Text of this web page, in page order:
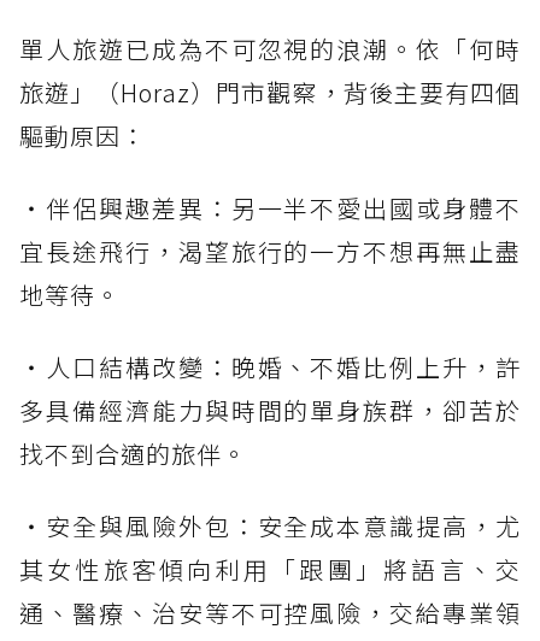
單人旅遊已成為不可忽視的浪潮。依「何時
旅遊」（Horaz）門市觀察，背後主要有四個
驅動原因：
・伴侶興趣差異：另一半不愛出國或身體不
宜長途飛行，渴望旅行的一方不想再無止盡
地等待。
・人口結構改變：晚婚、不婚比例上升，許
多具備經濟能力與時間的單身族群，卻苦於
找不到合適的旅伴。
・安全與風險外包：安全成本意識提高，尤
其女性旅客傾向利用「跟團」將語言、交
通、醫療、治安等不可控風險，交給專業領